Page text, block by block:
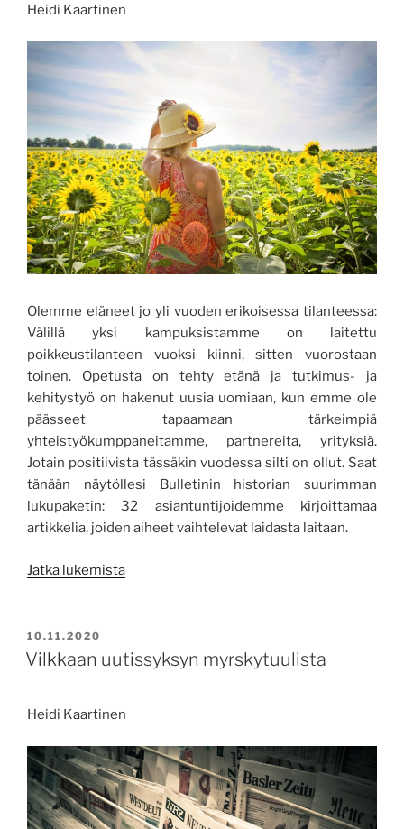
Heidi Kaartinen
Olemme eläneet jo yli vuoden erikoisessa tilanteessa:
Välillä yksi kampuksistamme on laitettu
poikkeustilanteen vuoksi kiinni, sitten vuorostaan
toinen. Opetusta on tehty etänä ja tutkimus- ja
kehitystyö on hakenut uusia uomiaan, kun emme ole
päässeet tapaamaan tärkeimpiä
yhteistyökumppaneitamme, partnereita, yrityksiä.
Jotain positiivista tässäkin vuodessa silti on ollut. Saat
tänään näytöllesi Bulletinin historian suurimman
lukupaketin: 32 asiantuntijoidemme kirjoittamaa
artikkelia, joiden aiheet vaihtelevat laidasta laitaan.
Jatka lukemista”Päätoimittajalta:
JULKAISTU
10.11.2020
Vilkkaan uutissyksyn myrskytuulista
Heidi Kaartinen